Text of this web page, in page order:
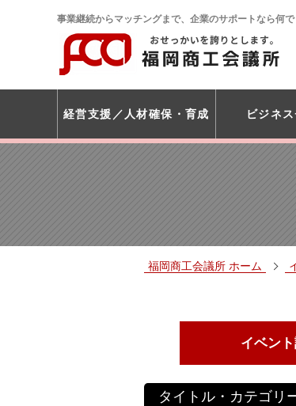
事業継続からマッチングまで、企業のサポートなら何で
経営支援 人材確保・育成 ビジネ
福岡商工会議所 ホーム
イベン